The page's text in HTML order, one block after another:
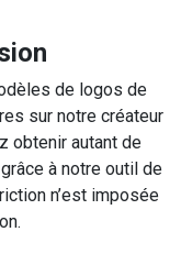
de logos de
sur notre créateur
obtenir autant de
à notre outil de
n’est imposée